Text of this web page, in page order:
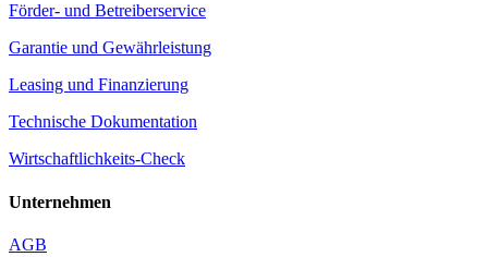
Förder- und Betreiberservice
Garantie und Gewährleistung
Leasing und Finanzierung
Technische Dokumentation
Wirtschaftlichkeits-Check
Unternehmen
AGB